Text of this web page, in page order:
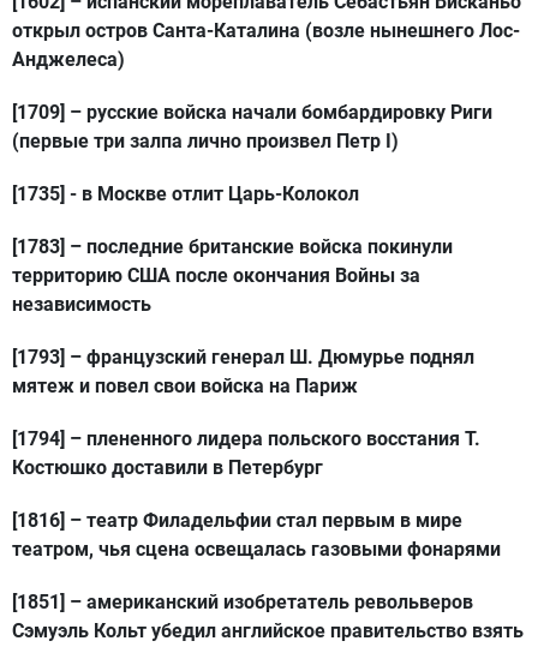
открыл остров Санта-Каталина (возле нынешнего Лос-
Анджелеса)
[1709] – русские войска начали бомбардировку Риги
(первые три залпа лично произвел Петр I)
[1735] - в Москве отлит Царь-Колокол
[1783] – последние британские войска покинули
территорию США после окончания Войны за
независимость
[1793] – французский генерал Ш. Дюмурье поднял
мятеж и повел свои войска на Париж
[1794] – плененного лидера польского восстания Т.
Костюшко доставили в Петербург
[1816] – театр Филадельфии стал первым в мире
театром, чья сцена освещалась газовыми фонарями
[1851] – американский изобретатель револьверов
Сэмуэль Кольт убедил английское правительство взять